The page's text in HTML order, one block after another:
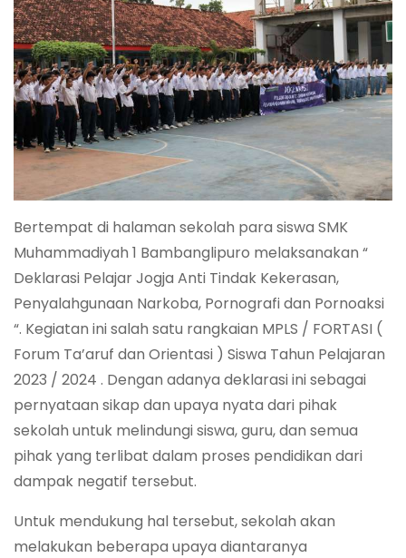
Bertempat di halaman sekolah para siswa SMK
Muhammadiyah 1 Bambanglipuro melaksanakan “
Deklarasi Pelajar Jogja Anti Tindak Kekerasan,
Penyalahgunaan Narkoba, Pornografi dan Pornoaksi
“. Kegiatan ini salah satu rangkaian MPLS / FORTASI (
Forum Ta’aruf dan Orientasi ) Siswa Tahun Pelajaran
2023 / 2024 . Dengan adanya deklarasi ini sebagai
pernyataan sikap dan upaya nyata dari pihak
sekolah untuk melindungi siswa, guru, dan semua
pihak yang terlibat dalam proses pendidikan dari
dampak negatif tersebut.
Untuk mendukung hal tersebut, sekolah akan
melakukan beberapa upaya diantaranya